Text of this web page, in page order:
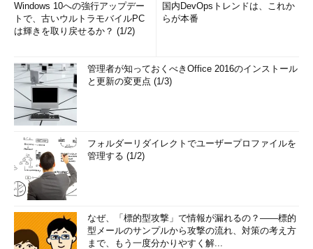
Windows 10への強行アップデー
トで、古いウルトラモバイルPC
は輝きを取り戻せるか？ (1/2)
国内DevOpsトレンドは、これか
らが本番
管理者が知っておくべきOffice 2016のインストール
と更新の変更点 (1/3)
フォルダーリダイレクトでユーザープロファイルを
管理する (1/2)
なぜ、「標的型攻撃」で情報が漏れるの？――標的
型メールのサンプルから攻撃の流れ、対策の考え方
まで、もう一度分かりやすく解...